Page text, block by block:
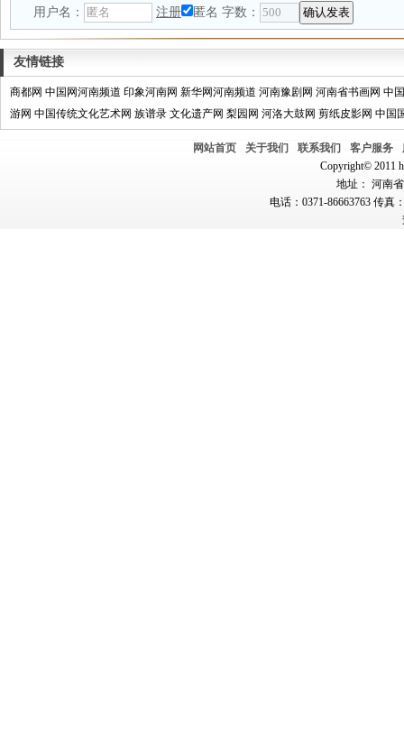
用户名： 注册 匿名 字数：
友情链接
商都网 中国网河南频道 印象河南网 新华网河南频道 河南豫剧网 河南省书画网 中
游网 中国传统文化艺术网 族谱录 文化遗产网 梨园网 河洛大鼓网 剪纸皮影网 中国
网站首页 关于我们 联系我们 客户服务
Copyright© 2011
地址： 河南
电话：0371-86663763 传真